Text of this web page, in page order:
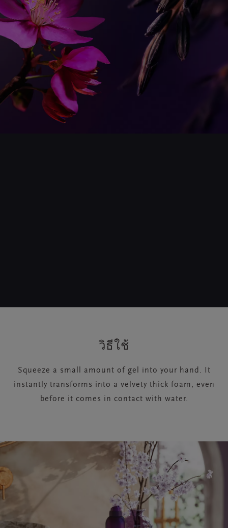
วิธีใช้
Squeeze a small amount of gel into your hand. It
instantly transforms into a velvety thick foam, even
before it comes in contact with water.